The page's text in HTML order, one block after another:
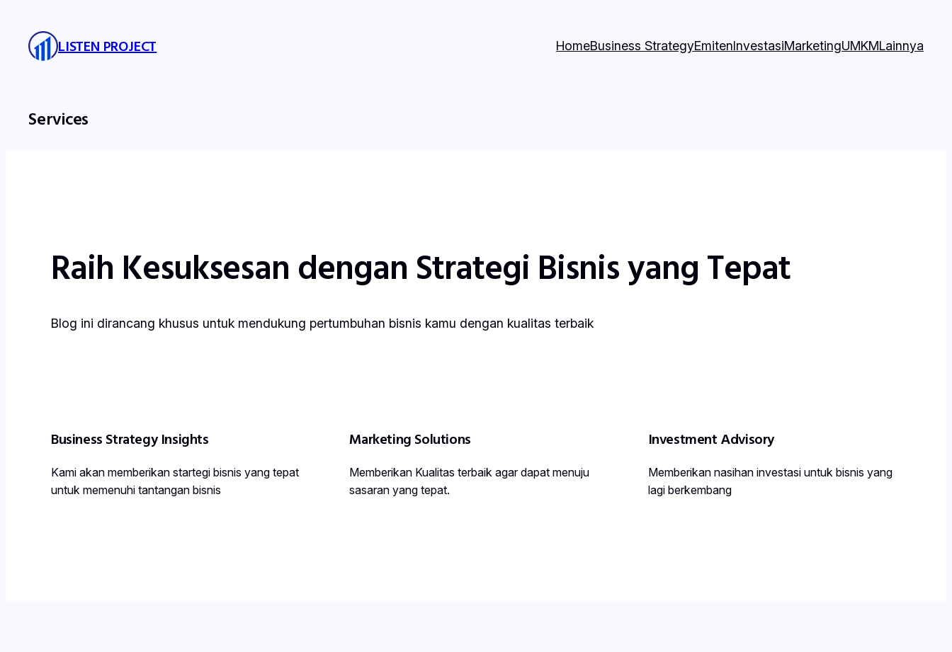
content
LISTEN PROJECT HomeBusiness StrategyEmitenInvestasiMarketingUMKMLainnya
Services
Raih Kesuksesan dengan Strategi Bisnis yang Tepat
Blog ini dirancang khusus untuk mendukung pertumbuhan bisnis kamu dengan kualitas terbaik
Business Strategy Insights
Kami akan memberikan startegi bisnis yang tepat
untuk memenuhi tantangan bisnis
Marketing Solutions
Memberikan Kualitas terbaik agar dapat menuju
sasaran yang tepat.
Investment Advisory
Memberikan nasihan investasi untuk bisnis yang
lagi berkembang